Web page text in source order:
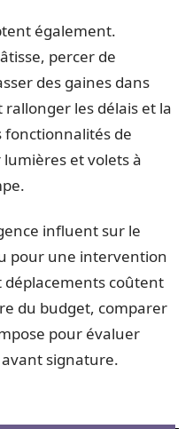
également.
percer de
des gaines dans
les délais et la
fonctionnalités de
et volets à
influent sur le
pour une intervention
déplacements coûtent
du budget, comparer
pour évaluer
signature.